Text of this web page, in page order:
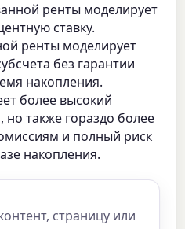
ренты моделирует
ставку.
ренты моделирует
без гарантии
накопления.
более высокий
но также гораздо более
и полный риск
накопления.
страницу или